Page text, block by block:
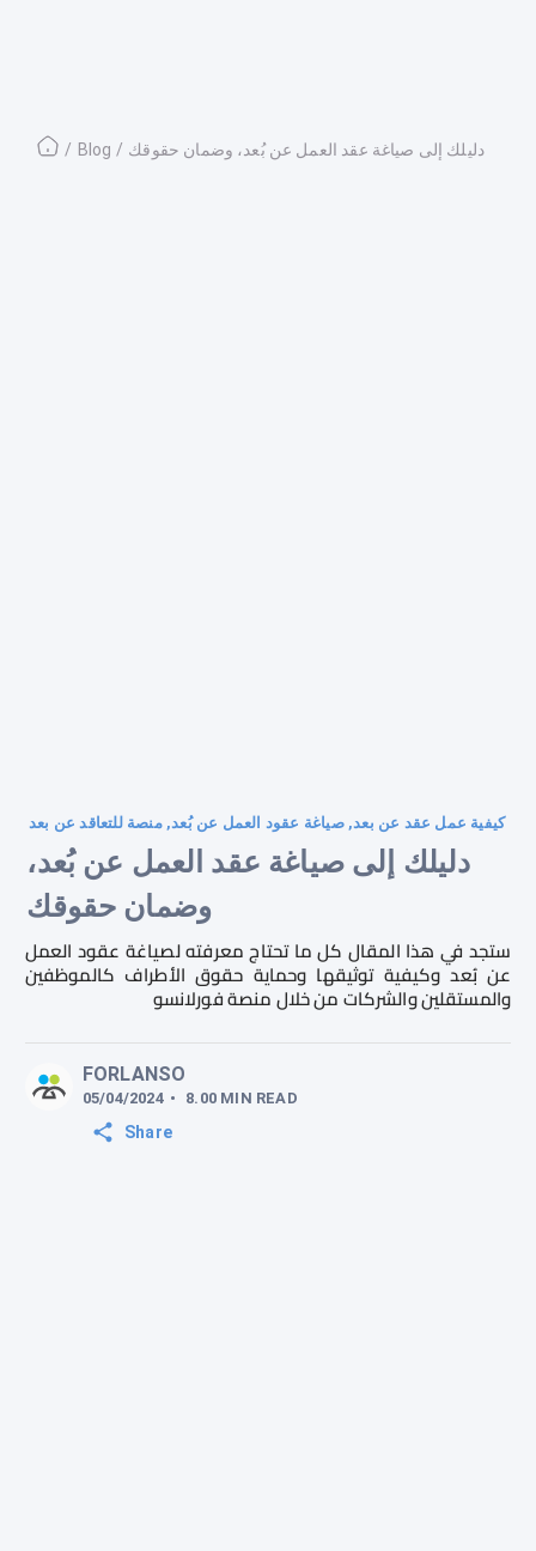
/ Blog / دليلك إلى صياغة عقد العمل عن بُعد، وضمان حقوقك
كيفية عمل عقد عن بعد, صياغة عقود العمل عن بُعد, منصة للتعاقد عن بعد
دليلك إلى صياغة عقد العمل عن بُعد،
وضمان حقوقك
ستجد في هذا المقال كل ما تحتاج معرفته لصياغة عقود العمل
عن بُعد وكيفية توثيقها وحماية حقوق الأطراف كالموظفين
والمستقلين والشركات من خلال منصة فورلانسو
FORLANSO
05/04/2024 • 8.00 MIN READ
Share